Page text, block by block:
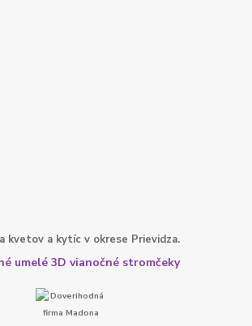
kvetov a kytíc v okrese Prievidza.
umelé 3D vianočné stromčeky